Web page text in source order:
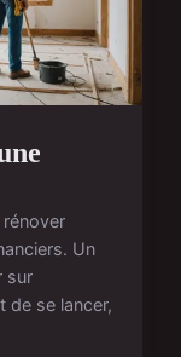
Un
sur
de se lancer,